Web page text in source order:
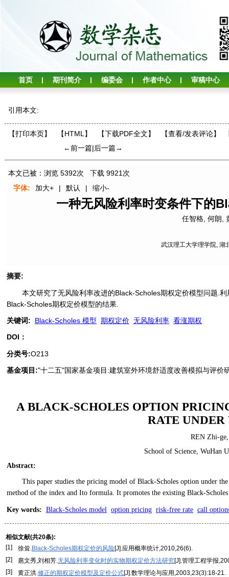
首页 期刊简介 编委会 作者中心 审稿中心
引用本文:
【打印本页】 【HTML】 【下载PDF全文】 【查看/发表评论】
←前一篇|后一篇→
本文已被：浏览 5392次 下载 9921 次
字体:
加大+ | 默认 | 缩小-
一种无风险利率时变条件下的
任智格, 何朗
武汉理工大学理学院, 湖
摘要:
本文研究了无风险利率改进的Black-Scholes期权定价模型问题.
Black-Scholes期权定价模型的结果.
关键词: Black-Scholes 模型 期权定价 无风险利率 看涨期权
DOI：
分类号:O213
基金项目:"十二五"国家基金项目:建筑室外环境舒适度改善模拟与评
A BLACK-SCHOLES OPTION
RATE
REN Zhi-ge
School of Science, WuHan
Abstract:
This paper studies the pricing model of Black-Scholes option under
method of the index and Ito formula. It promotes the existing Black-
Key words: Black-Scholes model option pricing risk-free rate call
相似文献(共20条):
[1]
徐耸.Black-Scholes期权定价的风险[J].应用概率统计,2010,26(6).
[2]
扈文秀,刘相芳.无风险利率变化时的实物期权定价方法研究[J].管理工程学报
[3]
黄正洪.修正的期权定价模型及定价公式[J].数学理论与应用,2003,23(3):18-21.